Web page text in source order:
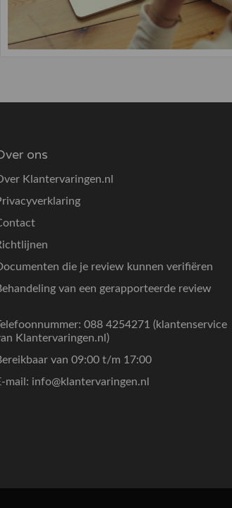
ons
Klantervaringen.nl
die je review kunnen verifiëren
van een gerapporteerde review
088 4254271 (klantenservice
Klantervaringen.nl)
van 09:00 t/m 17:00
mail: info@klantervaringen.nl